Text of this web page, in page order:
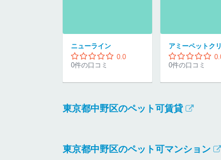
ニューライン
0.0
0件の口コミ
0件の口コミ
東京都中野区のペット可賃貸
東京都中野区のペット可マンション